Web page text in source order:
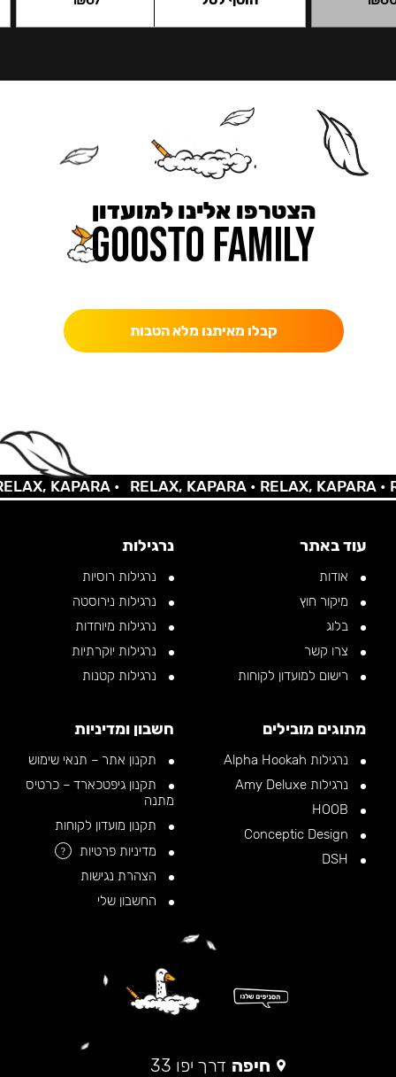
הצטרפו אלינו למועדון
קבלו מאיתנו מלא הטבות
KAPARA • RELAX, KAPARA •RELAX, KAPARA •
עוד באתר
אודות
מיקור חוץ
בלוג
צרו קשר
רישום למועדון לקוחות
נרגילות
נרגילות רוסיות
נרגילות נירוסטה
נרגילות מיוחדות
נרגילות יוקרתיות
נרגילות קטנות
מתוגים מובילים
נרגילות Alpha Hookah
נרגילות Amy Deluxe
חשבון ומדיניות
תקנון אתר – תנאי שימוש
תקנון גיפטכארד – כרטיס
מתנה
תקנון מועדון לקוחות
מדיניות פרטיות
?
הצהרת נגישות
החשבון שלי
חיפה דרך יפו 33